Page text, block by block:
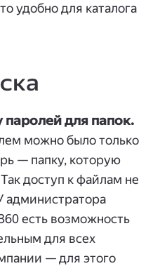
удобно для каталога
для папок.
можно было только
— папку, которую
доступ к файлам не
администратора
есть возможность
для всех
— для этого